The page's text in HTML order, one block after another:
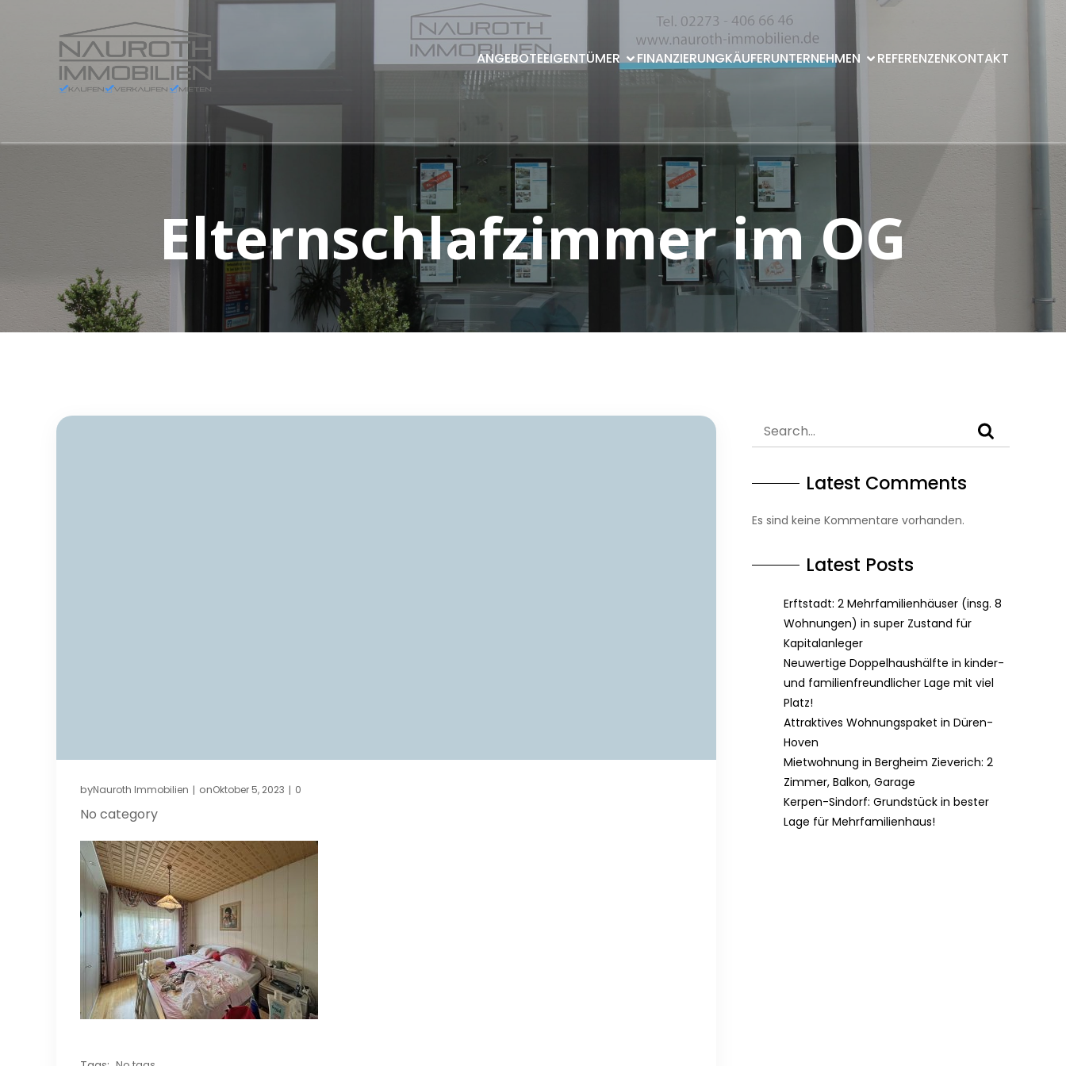
ANGEBOTEEIGENTÜMER FINANZIERUNGKÄUFERUNTERNEHMEN REFERENZENKONTAKT
Elternschlafzimmer im OG
byNauroth Immobilien | onOktober 5, 2023 | 0
No category
Latest Comments
Es sind keine Kommentare vorhanden.
Latest Posts
Erftstadt: 2 Mehrfamilienhäuser (insg. 8
Wohnungen) in super Zustand für
Kapitalanleger
Neuwertige Doppelhaushälfte in kinder-
und familienfreundlicher Lage mit viel
Platz!
Attraktives Wohnungspaket in Düren-
Hoven
Mietwohnung in Bergheim Zieverich: 2
Zimmer, Balkon, Garage
Kerpen-Sindorf: Grundstück in bester
Lage für Mehrfamilienhaus!